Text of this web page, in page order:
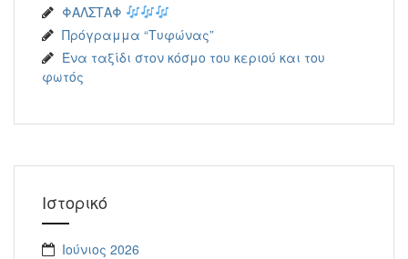
ΦΑΛΣΤΑΦ
Πρόγραμμα “Τυφώνας”
Ένα ταξίδι στον κόσμο του κεριού και του
φωτός
Ιστορικό
Ιούνιος 2026